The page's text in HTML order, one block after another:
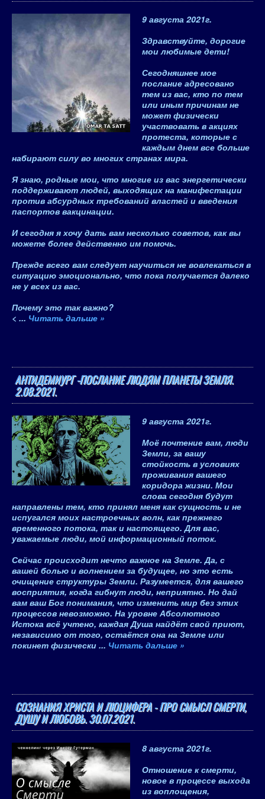
9 августа 2021г.
Здравствуйте, дорогие
мои любимые дети!
Сегодняшнее мое
послание адресовано
тем из вас, кто по тем
или иным причинам не
может физически
участвовать в акциях
протеста, которые с
каждым днем все больше
набирают силу во многих странах мира.
Я знаю, родные мои, что многие из вас энергетически
поддерживают людей, выходящих на манифестации
против абсурдных требований властей и введения
паспортов вакцинации.
И сегодня я хочу дать вам несколько советов, как вы
можете более действенно им помочь.
Прежде всего вам следует научиться не вовлекаться в
ситуацию эмоционально, что пока получается далеко
не у всех из вас.
Почему это так важно?
< ... Читать дальше »
АНТИДЕМИУРГ -ПОСЛАНИЕ ЛЮДЯМ ПЛАНЕТЫ ЗЕМЛЯ.
2.08.2021.
9 августа 2021г.
Моё почтение вам, люди
Земли, за вашу
стойкость в условиях
проживания вашего
коридора жизни. Мои
слова сегодня будут
направлены тем, кто принял меня как сущность и не
испугался моих настроечных волн, как прежнего
временного потока, так и настоящего. Для вас,
уважаемые люди, мой информационный поток.
Сейчас происходит нечто важное на Земле. Да, с
вашей болью и волнением за будущее, но это есть
очищение структуры Земли. Разумеется, для вашего
восприятия, когда гибнут люди, неприятно. Но дай
вам ваш Бог понимания, что изменить мир без этих
процессов невозможно. На уровне Абсолютного
Истока всё учтено, каждая Душа найдёт свой приют,
независимо от того, остаётся она на Земле или
покинет физически ... Читать дальше »
СОЗНАНИЯ ХРИСТА И ЛЮЦИФЕРА - ПРО СМЫСЛ СМЕРТИ,
ДУШУ И ЛЮБОВЬ. 30.07.2021.
8 августа 2021г.
Отношение к смерти,
новое в процессе выхода
из воплощения,